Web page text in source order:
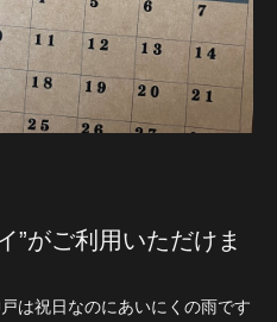
”がご利用いただけま
は祝日なのにあいにくの雨です